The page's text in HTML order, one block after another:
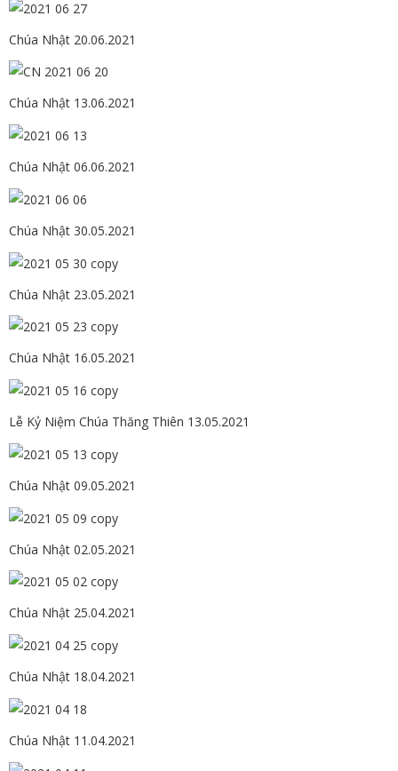
Chúa Nhật 20.06.2021
Chúa Nhật 13.06.2021
Chúa Nhật 06.06.2021
Chúa Nhật 30.05.2021
Chúa Nhật 23.05.2021
Chúa Nhật 16.05.2021
Lễ Kỷ Niệm Chúa Thăng Thiên 13.05.2021
Chúa Nhật 09.05.2021
Chúa Nhật 02.05.2021
Chúa Nhật 25.04.2021
Chúa Nhật 18.04.2021
Chúa Nhật 11.04.2021